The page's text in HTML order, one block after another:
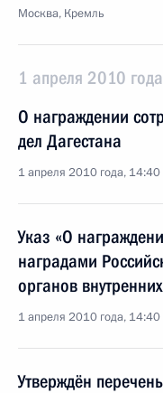
Москва, Кремль
1 апреля 2010
О награждении
дел Дагестана
1 апреля 2010 года, 14:40
Указ «О
наградами
органов
1 апреля 2010 года, 14:40
Утверждён